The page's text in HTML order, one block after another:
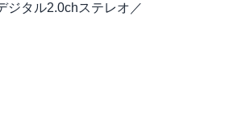
ジタル2.0chステレオ／